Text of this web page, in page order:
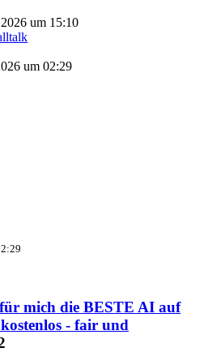
um 15:10
um 02:29
für mich die BESTE AI auf
- fair und